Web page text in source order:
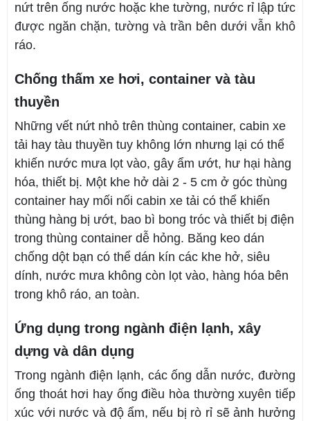
nứt trên ống nước hoặc khe tường, nước rỉ lập tức
được ngăn chặn, tường và trần bên dưới vẫn khô
ráo.
Chống thấm xe hơi, container và tàu
thuyền
Những vết nứt nhỏ trên thùng container, cabin xe
tải hay tàu thuyền tuy không lớn nhưng lại có thể
khiến nước mưa lọt vào, gây ẩm ướt, hư hại hàng
hóa, thiết bị. Một khe hở dài 2 - 5 cm ở góc thùng
container hay mối nối cabin xe tải có thể khiến
thùng hàng bị ướt, bao bì bong tróc và thiết bị điện
trong thùng container dễ hỏng. Băng keo dán
chống dột bạn có thể dán kín các khe hở, siêu
dính, nước mưa không còn lọt vào, hàng hóa bên
trong khô ráo, an toàn.
Ứng dụng trong ngành điện lạnh, xây
dựng và dân dụng
Trong ngành điện lạnh, các ống dẫn nước, đường
ống thoát hơi hay ống điều hòa thường xuyên tiếp
xúc với nước và độ ẩm, nếu bị rò rỉ sẽ ảnh hưởng